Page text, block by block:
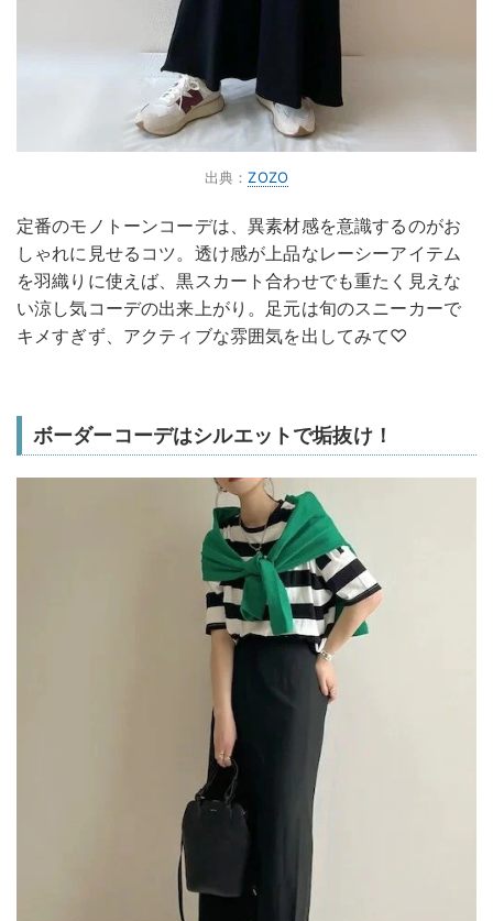
出典：ZOZO
定番のモノトーンコーデは、異素材感を意識するのがお
しゃれに見せるコツ。透け感が上品なレーシーアイテム
を羽織りに使えば、黒スカート合わせでも重たく見えな
い涼し気コーデの出来上がり。足元は旬のスニーカーで
キメすぎず、アクティブな雰囲気を出してみて♡
ボーダーコーデはシルエットで垢抜け！